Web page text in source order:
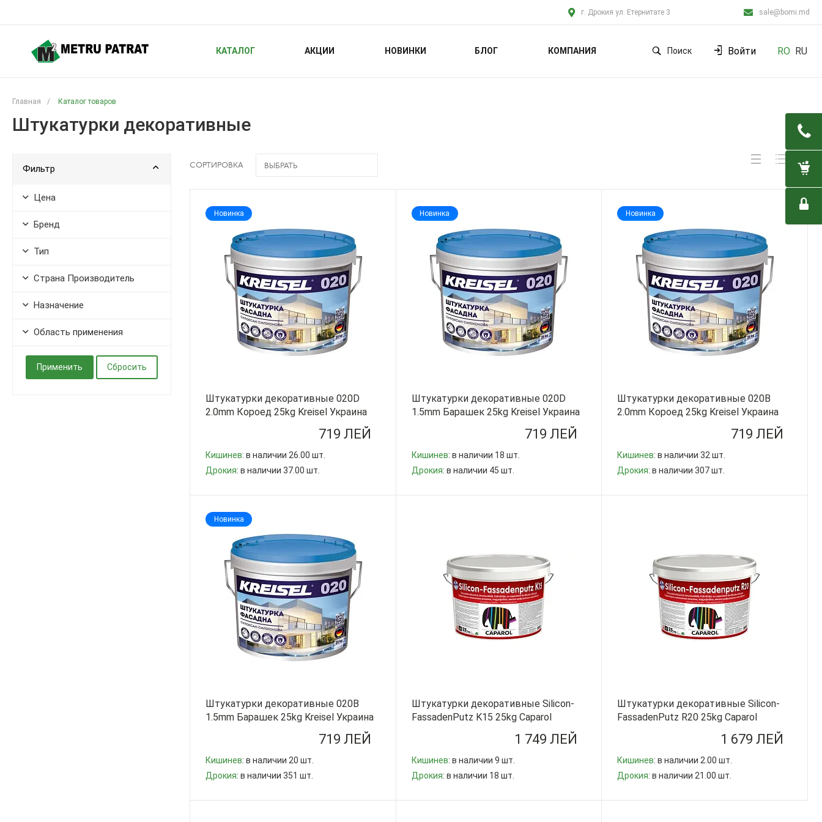
г. Дрокия ул. Етернитате 3 sale@bomi.md
КАТАЛОГ АКЦИИ НОВИНКИ БЛОГ КОМПАНИЯ Поиск Войти RO RU
Главная / Каталог товаров
Штукатурки декоративные
Фильтр
Цена
Бренд
Тип
Страна Производитель
Назначение
Область применения
СОРТИРОВКА ВЫБРАТЬ
Новинка
Штукатурки декоративные 020D
2.0mm Короед 25kg Kreisel Украина
719 ЛЕЙ
Кишинев: в наличии 26.00 шт.
Дрокия: в наличии 37.00 шт.
Новинка
Штукатурки декоративные 020D
1.5mm Барашек 25kg Kreisel Украина
719 ЛЕЙ
Кишинев: в наличии 18 шт.
Дрокия: в наличии 45 шт.
Новинка
Штукатурки декоративные 020B
2.0mm Короед 25kg Kreisel Украина
719 ЛЕЙ
Кишинев: в наличии 32 шт.
Дрокия: в наличии 307 шт.
Новинка
Штукатурки декоративные 020B
1.5mm Барашек 25kg Kreisel Украина
719 ЛЕЙ
Кишинев: в наличии 20 шт.
Дрокия: в наличии 351 шт.
Штукатурки декоративные Silicon-
FassadenPutz K15 25kg Caparol
1 749 ЛЕЙ
Кишинев: в наличии 9 шт.
Дрокия: в наличии 18 шт.
Штукатурки декоративные Silicon-
FassadenPutz R20 25kg Caparol
1 679 ЛЕЙ
Кишинев: в наличии 2.00 шт.
Дрокия: в наличии 21.00 шт.